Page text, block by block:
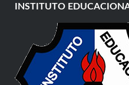
INSTITUTO